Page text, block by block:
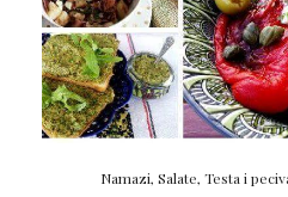
Namazi, Salate, Testa i